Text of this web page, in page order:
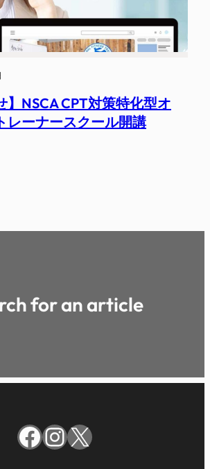
】NSCA CPT対策特化型オ
レーナースクール開講
for an article
Facebook
Instagram
X